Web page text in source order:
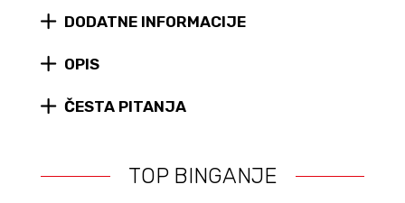
(tvrdi
quantity
DODATNE INFORMACIJE
OPIS
ČESTA PITANJA
TOP BINGANJE